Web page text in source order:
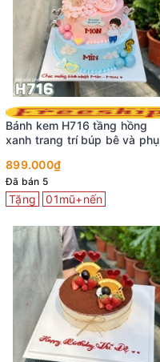
Bánh kem H716 tầng hồng
xanh trang trí búp bê và phụ
899.000₫
Đã bán 5
Tặng 01mũ+nến